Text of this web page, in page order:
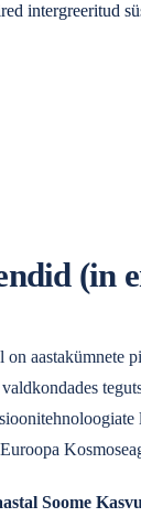
intergreeritud
(in
on aastakümnete
Soome